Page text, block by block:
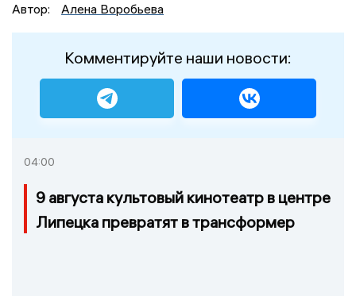
Автор: Алена Воробьева
Комментируйте наши новости:
04:00
9 августа культовый кинотеатр в центре
Липецка превратят в трансформер